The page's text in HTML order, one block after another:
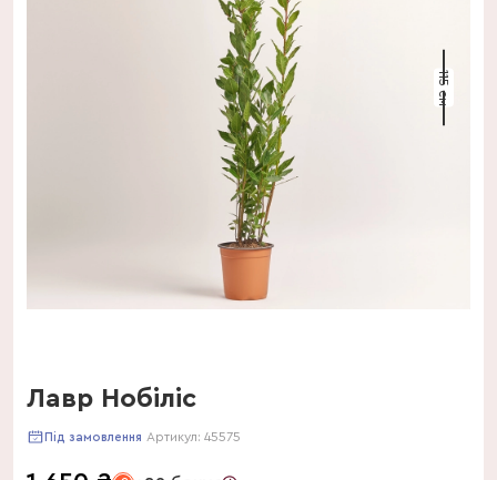
115 см
Лавр Нобіліс
Під замовлення Артикул: 45575